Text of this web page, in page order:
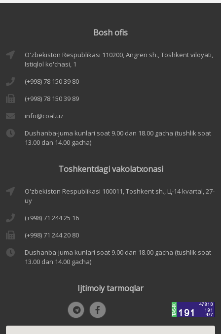
Bosh ofis
O'zbekiston Respublikasi 110200, Angren sh., Toshkent viloyati,
Istiqlol ko'chasi, 1
(+998) 78 150 39 80
(+998) 78 150 39 89
info@coal.uz
Dushanba-juma kunlari soat 9.00 dan 18.00 gacha (tushlik soat
13.00 dan 14.00 gacha)
Toshkentdagi vakolatxonasi
O'zbekiston Respublikasi 100011, Toshkent sh., Ц-14 kvartal, 27-
uy
(+998) 71 244 25 16
(+998) 71 244 20 80
Dushanba-juma kunlari soat 9.00 dan 18.00 gacha (tushlik soat
13.00 dan 14.00 gacha)
Ijtimoiy tarmoqlar